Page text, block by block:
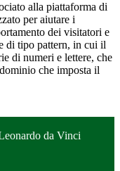
alla piattaforma di
per aiutare i
dei visitatori e
di tipo pattern, in cui il
di numeri e lettere, che
che imposta il
da Vinci